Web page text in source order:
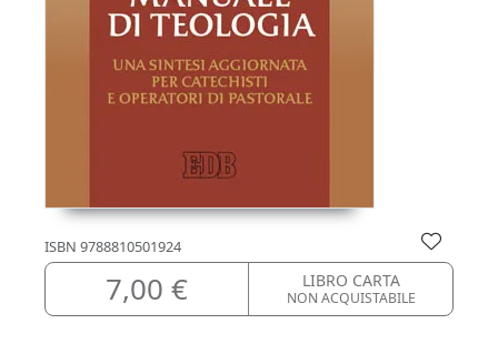
ISBN 9788810501924
7,00 € LIBRO CARTA
NON ACQUISTABILE